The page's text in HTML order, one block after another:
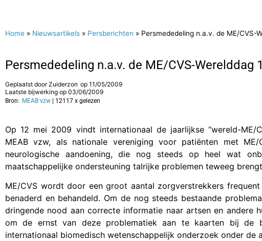
Home » Nieuwsartikels » Persberichten » Persmededeling n.a.v. de ME/CVS-
Persmededeling n.a.v. de ME/CVS-Werelddag
Geplaatst doorZuiderzon op 11/05/2009
Laatste bijwerking op 03/06/2009
Bron: MEAB vzw | 12117 x gelezen
Op 12 mei 2009 vindt internationaal de jaarlijkse “wereld-ME/
MEAB vzw, als nationale vereniging voor patiënten met
neurologische aandoening, die nog steeds op heel wat
maatschappelijke ondersteuning talrijke problemen teweeg
ME/CVS wordt door een groot aantal zorgverstrekkers
benaderd en behandeld. Om de nog steeds bestaande
dringende nood aan correcte informatie naar artsen en andere
om de ernst van deze problematiek aan te kaarten bij de
internationaal biomedisch wetenschappelijk onderzoek onder de